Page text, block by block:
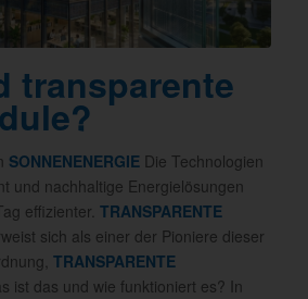
transparente
SONNENENERGIEDie Technologien
und nachhaltige Energielösungen
effizienter. TRANSPARENTE
sich als einer der Pioniere dieser
TRANSPARENTE
ist das und wie funktioniert es? In